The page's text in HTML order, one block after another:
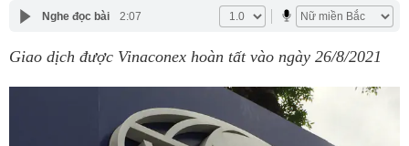
Nghe đọc bài 2:07
Giao dịch được Vinaconex hoàn tất vào ngày 26/8/2021